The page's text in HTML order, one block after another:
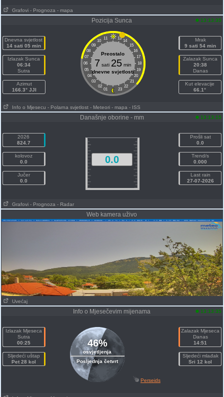
Grafovi - Prognoza - mapa
Pozicija Sunca 13:13:35
Dnevna svjetlost
14 sati 05 min
Izlazak Sunca
06:34
Sutra
Azimut
166.3° JJI
11 13
10
14
09
15
08
16
07
17
06
18
05
19
04
20
03
21
02
22
01 23
Preostalo
7 sati 25min
dnevne svjetlosti
Mrak
9 sati 54 min
Zalazak Sunca
20:38
Danas
Kut elevacije
66.1°
Info o Mjesecu - Polarna svjetlost - Meteori - mapa - ISS
Današnje oborine - mm 13:13:15
2026
824.7
kolovoz
0.0
Jučer
0.0
0.0
Prošli sat
0.0
Trend/s
0.000
Last rain
27-07-2026
Grafovi - Prognoza - Radar
Web kamera uživo
Uvećaj
Info o Mjesečevim mijenama 13:13:35
Izlazak Mjeseca
Sutra
00:25
Sljedeći uštap
Pet 28 kol
46%
osvjetljenja
Posljednja četvrt
Zalazak Mjeseca
Danas
14:51
Sljedeći mlađak
Sri 12 kol
Perseids